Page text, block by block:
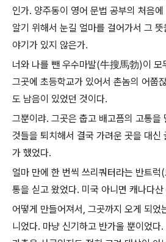
인가. 양주동이 영어 문법 공부의 처음
알기 위해서 눈길 얼마를 걸어가서 그 뜻
야기가 있지 않은가.
너와 나를 뺀 우수마발(牛搜馬勃)이 모
그곳에 초등학교가 있어서 촌놈의 어쭙
도 남음이 있었던 것이다.
그뿐이랴. 그곳은 춥고 배고픔의 고통을
것들을 퇴치해서 결국 가려운 곳을 대신
가 했었다.
얼마 만에 한 번씩 쓰리쿼터라는 반트
통을 싣고 왔었다. 미국 아니면 캐나다
어떻게 만들어져서, 그곳까지 오게 되었
니었다. 마냥 신기하고 반가울 뿐이었다